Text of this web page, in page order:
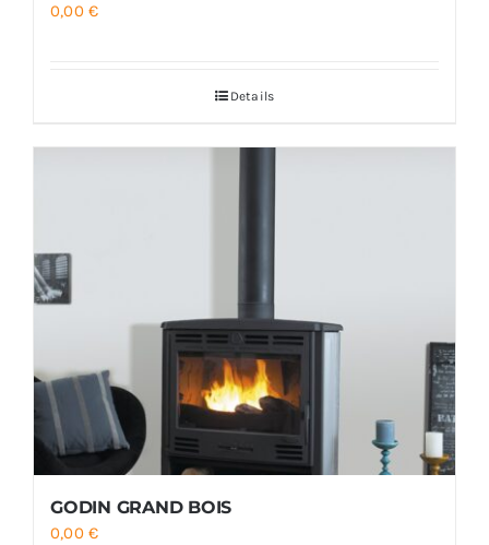
0,00€
Details
GODIN GRAND BOIS
0,00€